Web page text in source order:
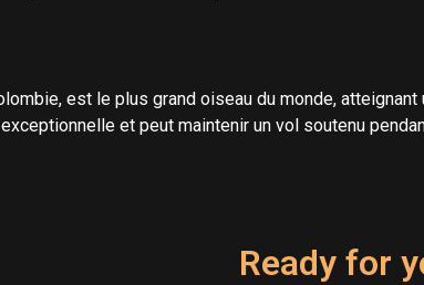
est le plus grand oiseau du monde,
et peut maintenir un vol soutenu
Ready for